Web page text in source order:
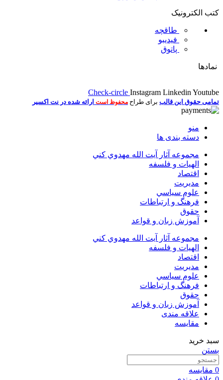
کتب الکترونیک
طاقچه
فیدیبو
پاتوق
نمادها
Check-circle Instagram Linkedin Youtube
تمامی حقوق این قالب برای طراح محفوظ است ارائه شده در نت اکسیر
منو
دسته بندی ها
مجموعه آثار آيت الله مهدوي كني
الهیات و فلسفه
اقتصاد
مديريت
علوم سياسي
فرهنگ و ارتباطات
حقوق
آموزش زبان و قواعد
مجموعه آثار آيت الله مهدوي كني
الهیات و فلسفه
اقتصاد
مديريت
علوم سياسي
فرهنگ و ارتباطات
حقوق
آموزش زبان و قواعد
علاقه مندی
مقایسه
سبد خرید
بستن
0 مقایسه